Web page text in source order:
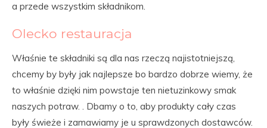
a przede wszystkim składnikom.
Olecko restauracja
Właśnie te składniki są dla nas rzeczą najistotniejszą,
chcemy by były jak najlepsze bo bardzo dobrze wiemy, że
to właśnie dzięki nim powstaje ten nietuzinkowy smak
naszych potraw. . Dbamy o to, aby produkty cały czas
były świeże i zamawiamy je u sprawdzonych dostawców.